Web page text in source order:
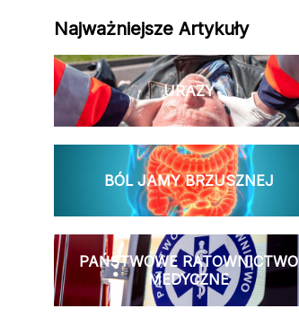
Najważniejsze Artykuły
URAZY
BÓL JAMY BRZUSZNEJ
PAŃSTWOWE RATOWNICTWO
MEDYCZNE